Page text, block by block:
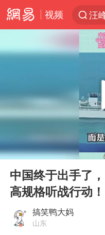
视频
汪
夜
改
Play
中国终于出手了
高规格听战行动！
搞笑鸭大妈
山东